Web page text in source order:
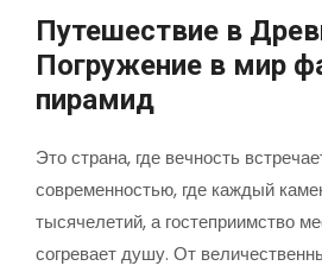
Путешествие в
Погружение в мир
пирамид
Это страна, где вечность
современностью, где каждый
тысячелетий, а гостеприимство
согревает душу. От